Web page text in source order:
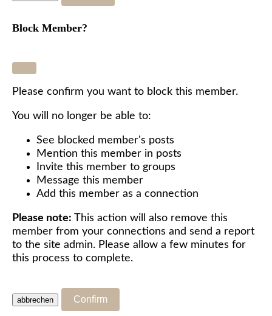
Block Member?
Please confirm you want to block this member.
You will no longer be able to:
See blocked member's posts
Mention this member in posts
Invite this member to groups
Message this member
Add this member as a connection
Please note:
This action will also remove this
member from your connections and send a report
to the site admin. Please allow a few minutes for
this process to complete.
Confirm